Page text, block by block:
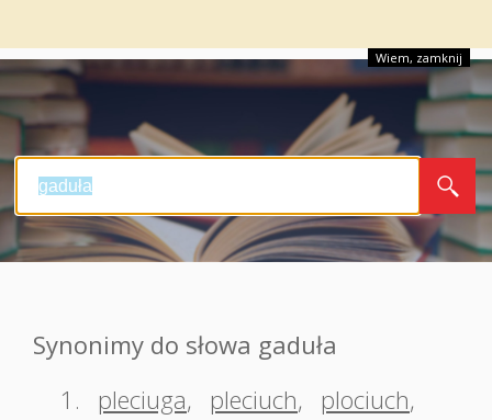
Wiem, zamknij
Synonimy do słowa gaduła
1.
pleciuga, pleciuch, plociuch,